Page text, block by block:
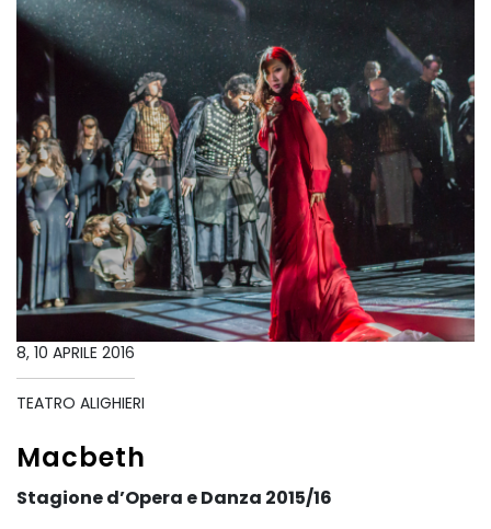
8, 10 APRILE 2016
TEATRO ALIGHIERI
Macbeth
Stagione d’Opera e Danza 2015/16